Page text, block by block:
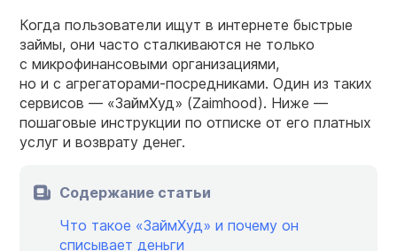
Когда пользователи ищут в интернете быстрые
займы, они часто сталкиваются не только
с микрофинансовыми организациями,
но и с агрегаторами-посредниками. Один из таких
сервисов — «ЗаймХуд» (Zaimhood). Ниже —
пошаговые инструкции по отписке от его платных
услуг и возврату денег.
Содержание статьи
Что такое «ЗаймХуд» и почему он
списывает деньги